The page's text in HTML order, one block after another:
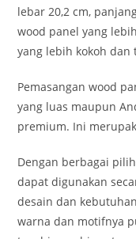
lebar 20,2 cm,
wood panel yang
yang lebih kokoh
Pemasangan wood
yang luas maupun
premium. Ini
Dengan berbagai
dapat digunakan
desain dan
warna dan motifnya